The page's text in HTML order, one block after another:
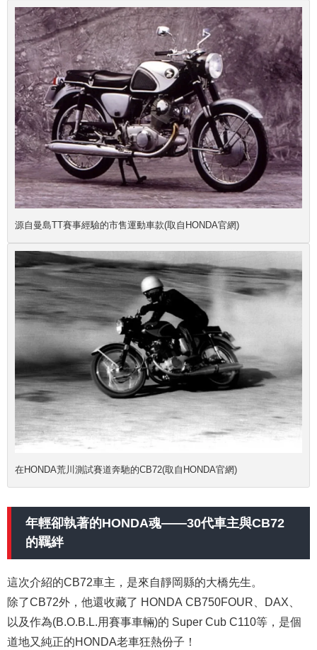
源自曼島TT賽事經驗的市售運動車款(取自HONDA官網)
在HONDA荒川測試賽道奔馳的CB72(取自HONDA官網)
年輕卻執著的HONDA魂——30代車主與CB72
的羈絆
這次介紹的CB72車主，是來自靜岡縣的大橋先生。
除了CB72外，他還收藏了 HONDA CB750FOUR、DAX、
以及作為(B.O.B.L.
用賽事車輛)的 Super Cub C110等，是個
道地又純正的HONDA老車狂熱份子！